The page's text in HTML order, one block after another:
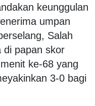
keunggulan
umpan
Salah
di papan skor
ke-68 yang
3-0 bagi